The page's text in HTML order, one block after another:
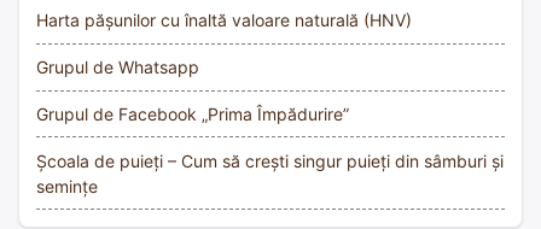
Harta pășunilor cu înaltă valoare naturală (HNV)
Grupul de Whatsapp
Grupul de Facebook „Prima Împădurire”
Școala de puieți – Cum să crești singur puieți din sâmburi și
semințe